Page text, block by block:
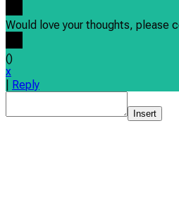
Would love your thoughts, please
()
x
Reply
Insert